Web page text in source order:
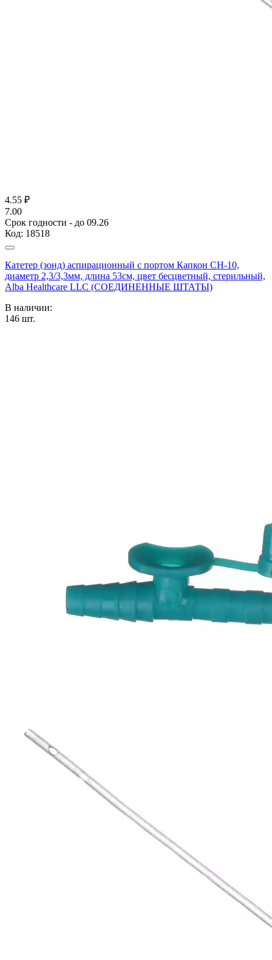
4.55 ₽
7.00
Срок годности - до 09.26
Код: 18518
Катетер (зонд) аспирационный с портом Капкон CH-10,
диаметр 2,3/3,3мм, длина 53см, цвет бесцветный, стерильный,
Alba Healthcare LLC (СОЕДИНЕННЫЕ ШТАТЫ)
В наличии:
146 шт.